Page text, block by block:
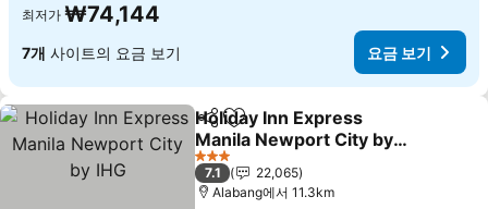
최저가 ₩74,144
7개 사이트의 요금 보기 요금 보기
공유 즐겨찾기에 추가
Holiday Inn Express
Manila Newport City by
IHG
3 성급
7.1
22,065
Alabang에서 11.3km